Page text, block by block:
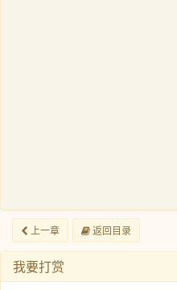
上一章 返回目录
我要打赏